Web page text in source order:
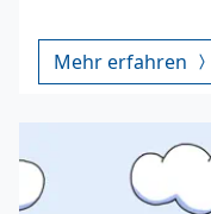
Mehr erfahren